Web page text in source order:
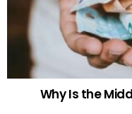
Why Is the